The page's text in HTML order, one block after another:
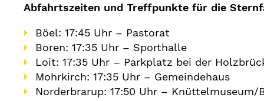
Abfahrtszeiten und Treffpunkte für die
Böel: 17:45 Uhr – Pastorat
Boren: 17:35 Uhr – Sporthalle
Loit: 17:35 Uhr – Parkplatz bei der
Mohrkirch: 17:35 Uhr – Gemeindehaus
Norderbrarup: 17:50 Uhr – Knüttelmuseum/